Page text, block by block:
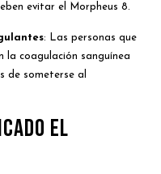
evitar el Morpheus 8.
: Las personas que
la coagulación sanguínea
de someterse al
el